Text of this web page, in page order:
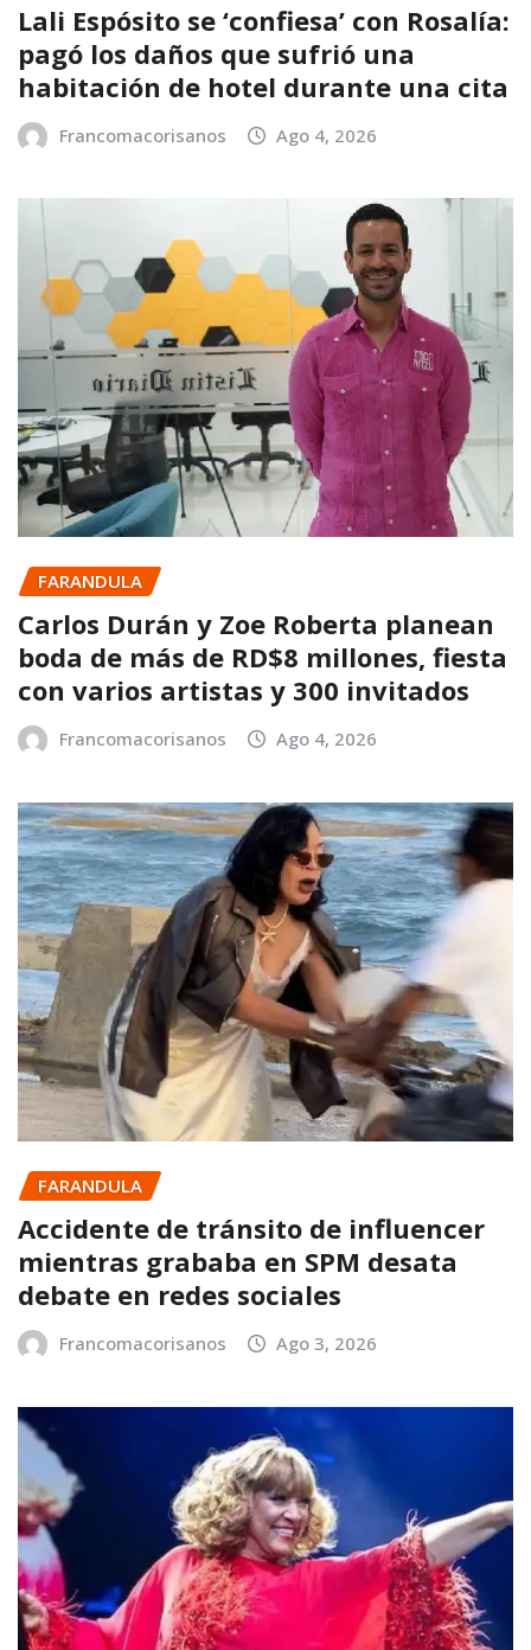
Lali Espósito se ‘confiesa’ con Rosalía:
pagó los daños que sufrió una
habitación de hotel durante una cita
Francomacorisanos Ago 4, 2026
FARANDULA
Carlos Durán y Zoe Roberta planean
boda de más de RD$8 millones, fiesta
con varios artistas y 300 invitados
Francomacorisanos Ago 4, 2026
FARANDULA
Accidente de tránsito de influencer
mientras grababa en SPM desata
debate en redes sociales
Francomacorisanos Ago 3, 2026